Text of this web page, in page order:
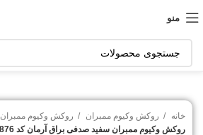
منو
خانه روکش وکیوم ممبران
روکش وکیوم
روکش وکیوم ممبران سفید صدفی براق آرمان کد 2876